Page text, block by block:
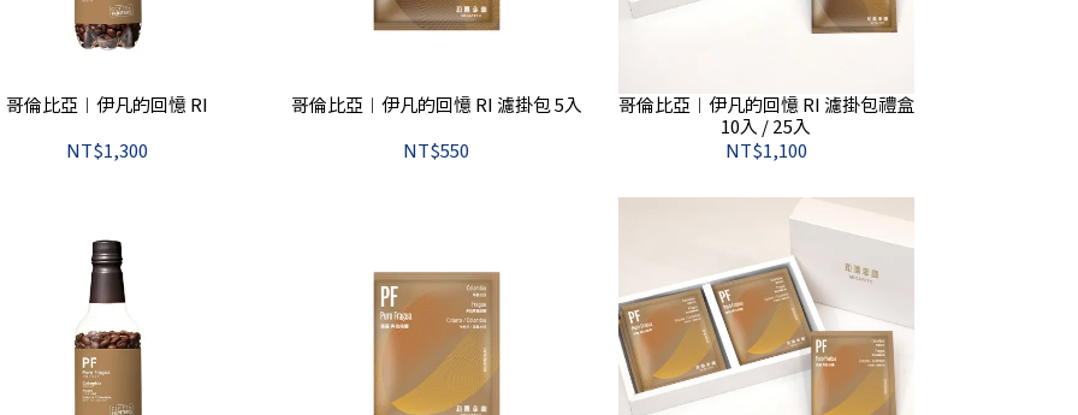
哥倫比亞︱伊凡的回憶 RI
NT$1,300
哥倫比亞︱伊凡的回憶 RI 濾掛包 5入
NT$550
哥倫比亞︱伊凡的回憶 RI 濾掛包禮盒
10入 / 25入
NT$1,100